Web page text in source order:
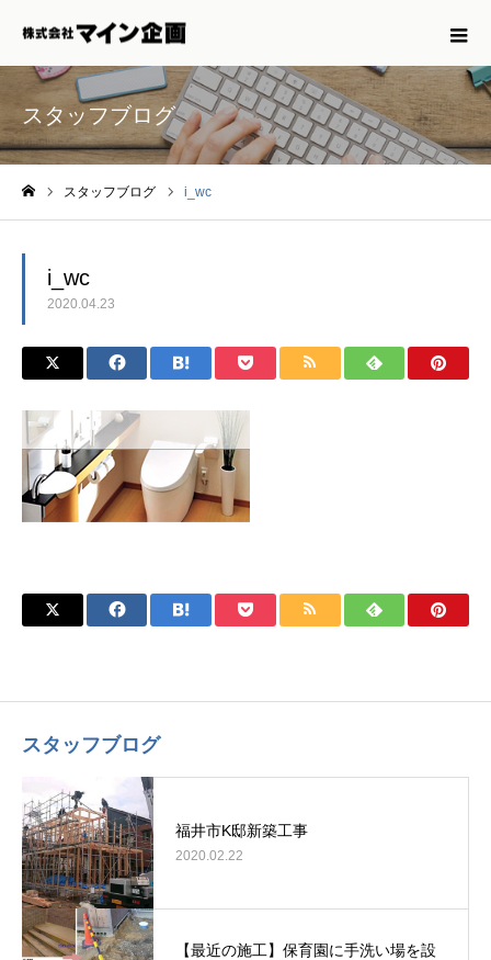
スタッフブログ
スタッフブログ i_wc
i_wc
2020.04.23
スタッフブログ
福井市K邸新築工事
2020.02.22
【最近の施工】保育園に手洗い場を設